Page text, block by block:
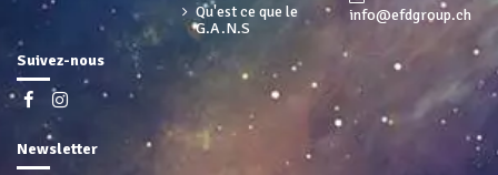
Qu'est ce que le
G.A.N.S
info@efdgroup.ch
Suivez-nous
Newsletter